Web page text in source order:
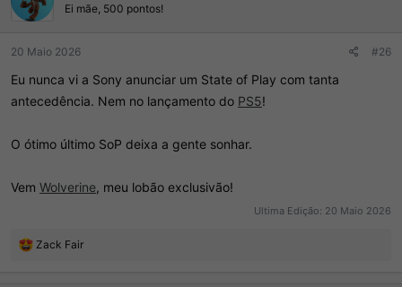
e
Ei mãe, 500 pontos!
20 Maio 2026 #26
Eu nunca vi a Sony anunciar um State of Play com tanta
antecedência. Nem no lançamento do PS5!
O ótimo último SoP deixa a gente sonhar.
Vem Wolverine, meu lobão exclusivão!
Ultima Edição: 20 Maio 2026
R
Zack Fair